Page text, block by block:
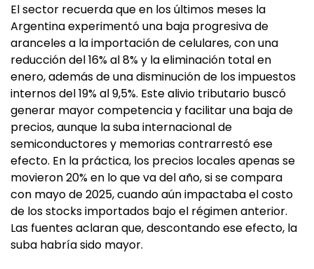
El sector recuerda que en los últimos meses la
Argentina experimentó una baja progresiva de
aranceles a la importación de celulares, con una
reducción del 16% al 8% y la eliminación total en
enero, además de una disminución de los impuestos
internos del 19% al 9,5%. Este alivio tributario buscó
generar mayor competencia y facilitar una baja de
precios, aunque la suba internacional de
semiconductores y memorias contrarrestó ese
efecto. En la práctica, los precios locales apenas se
movieron 20% en lo que va del año, si se compara
con mayo de 2025, cuando aún impactaba el costo
de los stocks importados bajo el régimen anterior.
Las fuentes aclaran que, descontando ese efecto, la
suba habría sido mayor.